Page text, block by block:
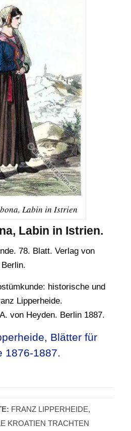
Labin in Istrien
Labin in Istrien.
78. Blatt. Verlag von
historische und
Lipperheide.
von Heyden. Berlin 1887.
Blätter für
1876-1887.
FRANZ LIPPERHEIDE,
KROATIEN TRACHTEN